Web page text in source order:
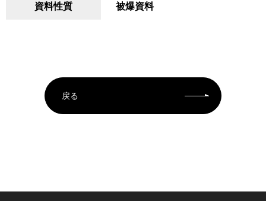
資料性質 被爆資料
戻る